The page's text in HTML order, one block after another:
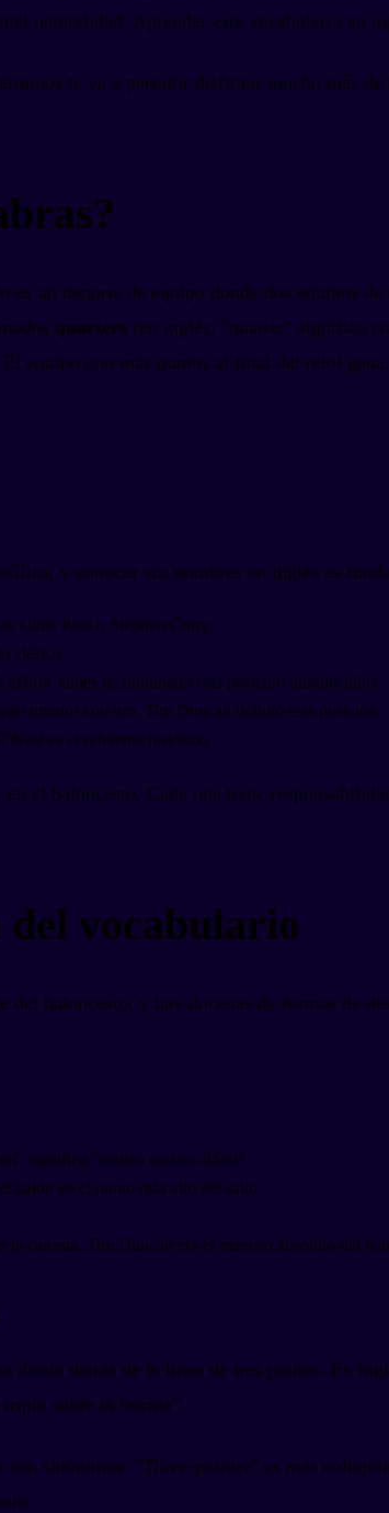
naturalidad. Aprender este vocabulario en
te va a permitir disfrutar mucho más
un deporte de equipo donde dos equipos
quarters (en inglés, "quarter" significa
equipo con más puntos al final del reloj
y conocer sus nombres en inglés es
Chris Paul o Stephen Curry.
clásico.
James ha dominado esta posición durante años.
interior con tiro. Tim Duncan definió esta posición.
es el referente histórico.
el baloncesto. Cada una tiene
vocabulario
baloncesto, y hay docenas de formas de
significa "realizó un tiro difícil".
balón en el punto más alto del salto.
canasta. Tim Duncan era el maestro absoluto del
desde detrás de la línea de tres puntos. En
sobre la bocina".
sinónimos. "Three-pointer" es más